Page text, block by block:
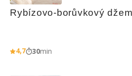
Rybízovo-borůvkový džem
4,7 30min